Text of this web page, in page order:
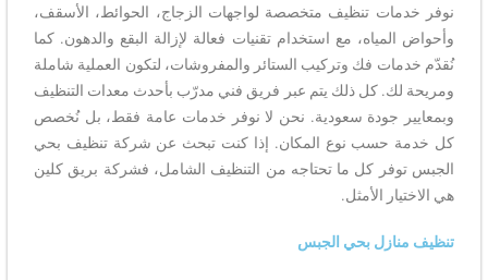
نوفر خدمات تنظيف متخصصة لواجهات الزجاج، الحوائط، الأسقف،
وأحواض المياه، مع استخدام تقنيات فعالة لإزالة البقع والدهون. كما
نُقدّم خدمات فك وتركيب الستائر والمفروشات، لتكون العملية شاملة
ومريحة لك. كل ذلك يتم عبر فريق فني مدرّب بأحدث معدات التنظيف
وبمعايير جودة سعودية. نحن لا نوفر خدمات عامة فقط، بل نُخصص
كل خدمة حسب نوع المكان. إذا كنت تبحث عن شركة تنظيف بحي
الجبس توفر كل ما تحتاجه من التنظيف الشامل، فشركة بريق كلين
هي الاختيار الأمثل.
تنظيف منازل بحي الجبس